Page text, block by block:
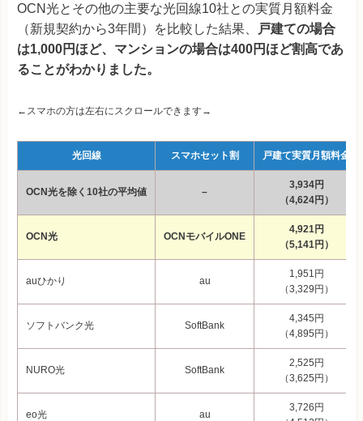
OCN光とその他の主要な光回線10社との実質月額料金
（新規契約から3年間）を比較した結果、
戸建ての場合
は1,000円ほど、マンションの場合は400円ほど割高であ
ることがわかりました。
←スマホの方は左右にスクロールできます→
光回線 スマホセット割 戸建て実質月額料金
OCN光を除く10社の平均値 –
3,934円
（4,624円）
OCN光 OCNモバイルONE
4,921円
（5,141円）
auひかり au
1,951円
（3,329円）
ソフトバンク光 SoftBank
4,345円
（4,895円）
NURO光 SoftBank
2,525円
（3,625円）
eo光 au
3,726円